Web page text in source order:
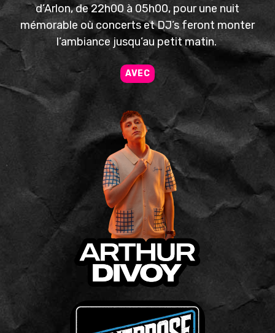
d’Arlon, de 22h00 à 05h00, pour une nuit
mémorable où concerts et DJ’s feront monter
l’ambiance jusqu’au petit matin.
AVEC